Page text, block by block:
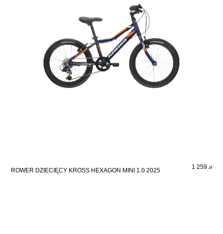
ROWER DZIECIĘCY KROSS HEXAGON MINI 1.0 2025
1 259 zł